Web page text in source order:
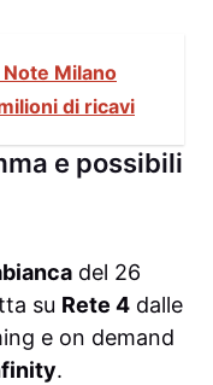
Note Milano
di ricavi
e possibili
del 26
su Rete 4 dalle
e on demand
.